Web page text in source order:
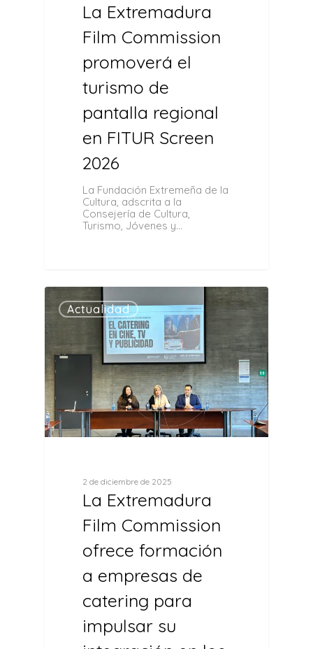
La Extremadura
Film Commission
promoverá el
turismo de
pantalla regional
en FITUR Screen
2026
La Fundación Extremeña de la
Cultura, adscrita a la
Consejería de Cultura,
Turismo, Jóvenes y…
Actualidad
2 de diciembre de 2025
La Extremadura
Film Commission
ofrece formación
a empresas de
catering para
impulsar su
0